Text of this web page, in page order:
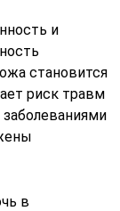
и
становится
риск травм
в